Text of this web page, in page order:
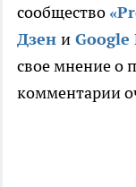
сообщество
Дзен и Google
свое мнение о
комментарии